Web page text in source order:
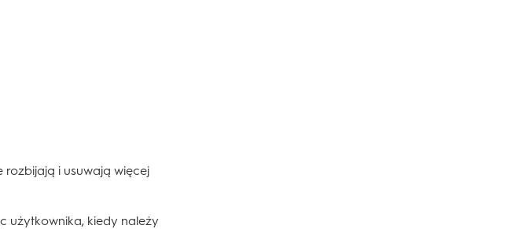
i usuwają więcej
użytkownika, kiedy należy